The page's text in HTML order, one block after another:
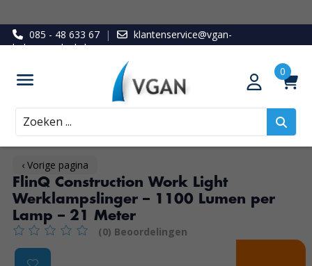
085 - 48 633 67 |
klantenservice@vgan-
ledenvoordeel.nl
Zoeken
‹ Vorige pagina
FlinQ Construction Work Light
Werklampslinger – 1100 Lumen per
Lamp – 21 Meter
De beoordeling van dit product is0van de 5
(0) Beoordelingen
Product image slideshow Items